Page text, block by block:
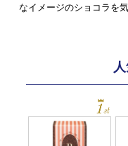
なイメージのショコラを気